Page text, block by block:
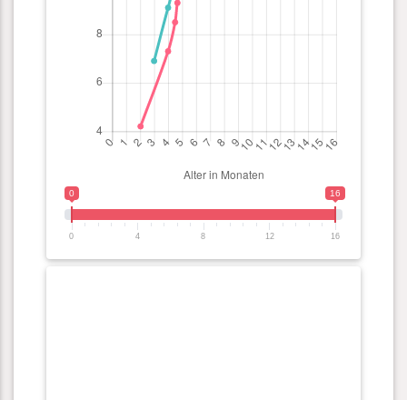
0 16
0 4 8 12 16